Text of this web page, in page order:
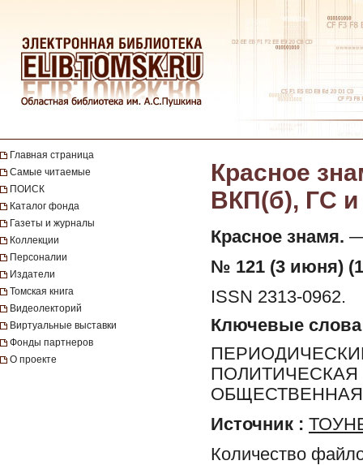
Главная страница
Самые читаемые
ПОИСК
Каталог фонда
Газеты и журналы
Коллекции
Персоналии
Издатели
Томская книга
Видеолекторий
Виртуальные выставки
Фонды партнеров
О проекте
Красное
ВКП(б), ГС
Красное знамя. —
№ 121 (3 июня)
ISSN 2313-0962.
Ключевые слова
Источник :
Количество